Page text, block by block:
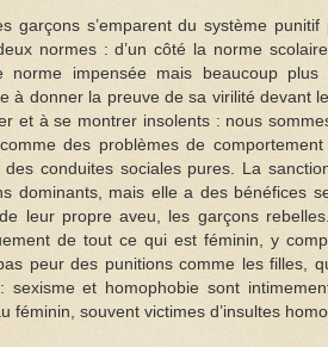
garçons s’emparent du système
normes : d’un côté la norme
norme impensée mais beaucoup
à donner la preuve de sa virilité devant
et à se montrer insolents : nous
des problèmes de
des conduites sociales pures. La
dominants, mais elle a des bénéfices
leur propre aveu, les garçons
de tout ce qui est féminin, y
peur des punitions comme les filles,
sexisme et homophobie sont
féminin, souvent victimes d’insultes